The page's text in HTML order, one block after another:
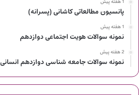
1 هفته پیش
پانسیون مطالعاتی کاشانی (پسرانه)
1 هفته پیش
نمونه سوالات هویت اجتماعی دوازدهم
2 هفته پیش
نمونه سوالات جامعه شناسی دوازدهم انسانی